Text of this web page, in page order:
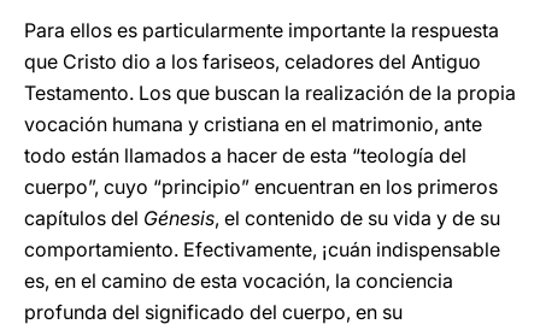
Para ellos es particularmente importante la respuesta
que Cristo dio a los fariseos, celadores del Antiguo
Testamento. Los que buscan la realización de la propia
vocación humana y cristiana en el matrimonio, ante
todo están llamados a hacer de esta “teología del
cuerpo”, cuyo “principio” encuentran en los primeros
capítulos del Génesis, el contenido de su vida y de su
comportamiento. Efectivamente, ¡cuán indispensable
es, en el camino de esta vocación, la conciencia
profunda del significado del cuerpo, en su